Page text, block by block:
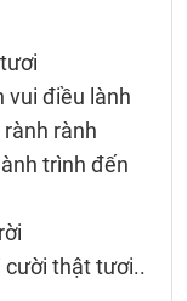
vui điều lành
rành
trình đến
cười thật tươi..